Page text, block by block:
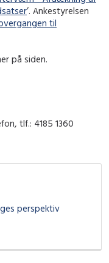
’. Ankestyrelsen
til
på siden.
tlf.: 4185 1360
perspektiv